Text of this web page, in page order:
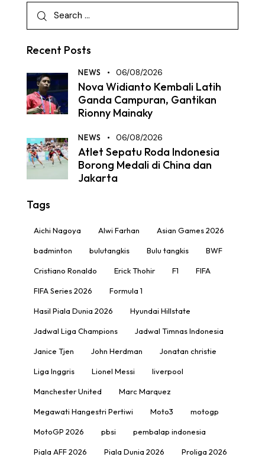
Recent Posts
NEWS 06/08/2026
Nova Widianto Kembali Latih
Ganda Campuran, Gantikan
Rionny Mainaky
NEWS 06/08/2026
Atlet Sepatu Roda Indonesia
Borong Medali di China dan
Jakarta
Tags
Aichi Nagoya Alwi Farhan Asian Games 2026
badminton bulutangkis Bulu tangkis BWF
Cristiano Ronaldo Erick Thohir F1 FIFA
FIFA Series 2026 Formula 1
Hasil Piala Dunia 2026 Hyundai Hillstate
Jadwal Liga Champions Jadwal Timnas Indonesia
Janice Tjen John Herdman Jonatan christie
Liga Inggris Lionel Messi liverpool
Manchester United Marc Marquez
Megawati Hangestri Pertiwi Moto3 motogp
MotoGP 2026 pbsi pembalap indonesia
Piala AFF 2026 Piala Dunia 2026 Proliga 2026